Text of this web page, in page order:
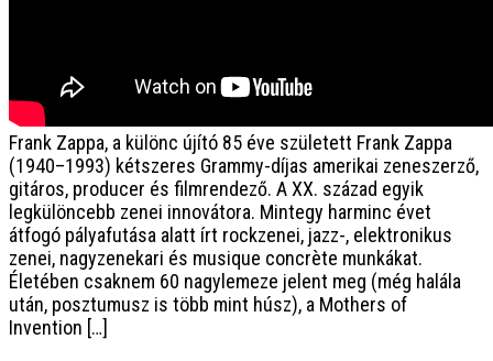
Frank Zappa, a különc újító 85 éve született Frank Zappa
(1940–1993) kétszeres Grammy-díjas amerikai zeneszerző,
gitáros, producer és filmrendező. A XX. század egyik
legkülöncebb zenei innovátora. Mintegy harminc évet
átfogó pályafutása alatt írt rockzenei, jazz-, elektronikus
zenei, nagyzenekari és musique concrète munkákat.
Életében csaknem 60 nagylemeze jelent meg (még halála
után, posztumusz is több mint húsz), a Mothers of
Invention […]